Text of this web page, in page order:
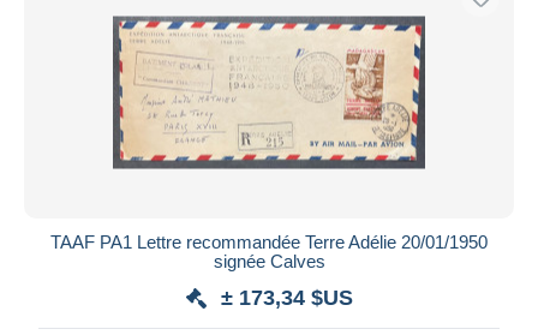
TAAF PA1 Lettre recommandée Terre Adélie 20/01/1950
signée Calves
± 173,34 $US